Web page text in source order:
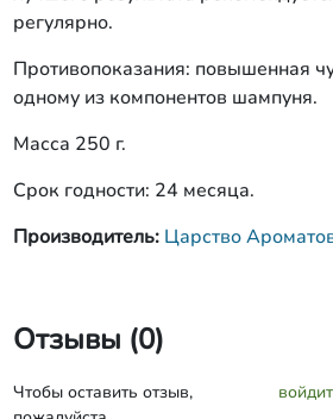
регулярно.
Противопоказания: повышенная
одному из компонентов шампуня.
Масса 250 г.
Срок годности: 24 месяца.
Производитель: Царство
Отзывы (0)
Чтобы оставить отзыв,